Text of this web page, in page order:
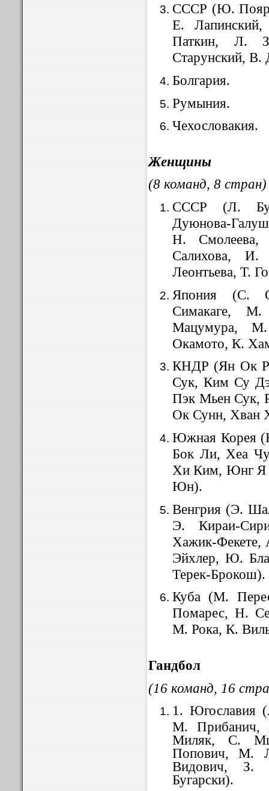
СССР (Ю.
Е.
Паткин, Л.
Старунский,
Болгария.
Румыния.
Чехословакия.
Женщины
(8 команд, 8 стран)
СССР (Л.
Дуюнова-
Н. Смолеева,
Салихова,
Леонтьева, Т.
Япония (С.
Симакаге,
Мацумура,
Окамото, К.
КНДР (Ян Ок
Сук, Ким Су
Пэк Мьен Сук,
Ок Сунн, Хван
Южная Корея
Бок Ли, Хеа
Хи Ким, Юнг
Юн).
Венгрия (Э.
Э. Кираи-
Хажик-
Эйхлер, Ю.
Терек-Брокош).
Куба (М.
Помарес, Н.
М. Рока, К.
Гандбол
(16 команд, 16
1. Югославия
М. Прибанич,
Миляк, С.
Попович, М.
Видович,
Бугарски).